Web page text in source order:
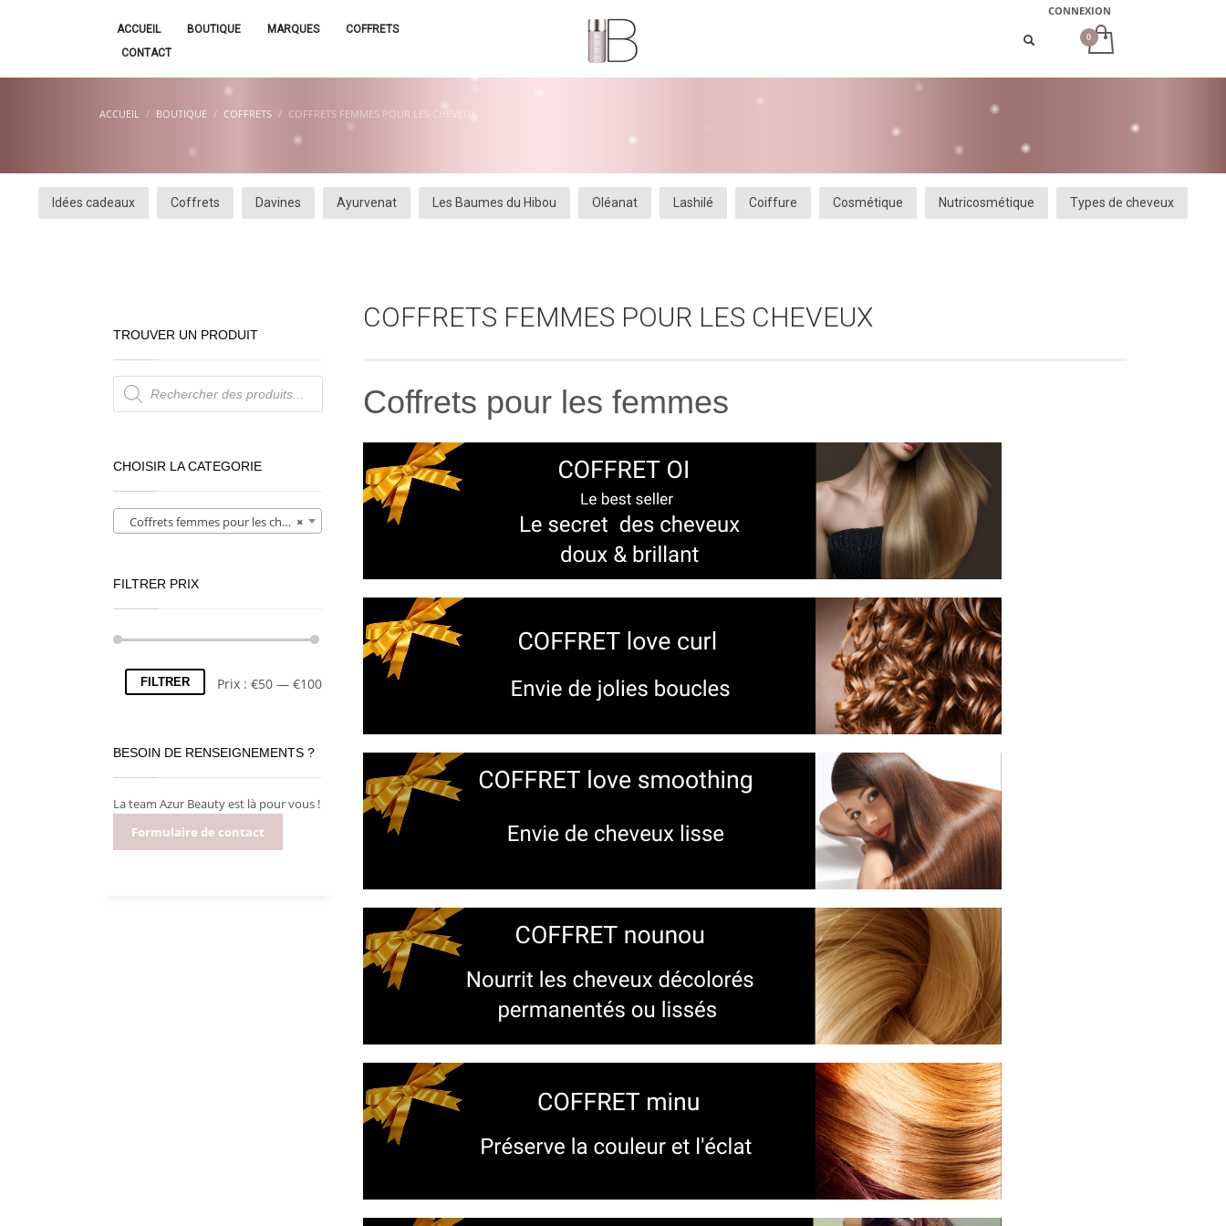
CONNEXION
ACCUEIL BOUTIQUE MARQUES
COFFRETS
CONTACT
ACCUEIL BOUTIQUE COFFRETS COFFRETS FEMMES POUR LES CHEVEUX
Idées cadeaux Coffrets Davines Ayurvenat Les Baumes du Hibou Oléanat Lashilé Coiffure Cosmétique Nutricosmétique Types de cheveux
COFFRETS FEMMES POUR LES CHEVEUX
Coffrets pour les femmes
TROUVER UN PRODUIT
Recherche
de
produits
CHOISIR LA CATEGORIE
×
Coffrets femmes pour les cheveux (13)
FILTRER PRIX
FILTRER Prix :€50 —€100
BESOIN DE RENSEIGNEMENTS ?
La team Azur Beauty est là pour vous !
Formulaire de contact